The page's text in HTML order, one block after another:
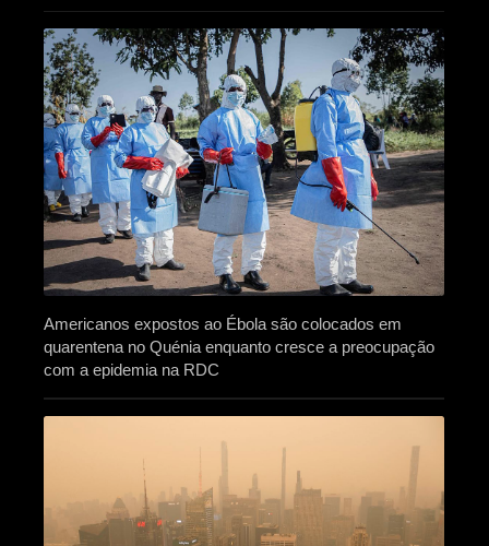
Americanos expostos ao Ébola são colocados em
quarentena no Quénia enquanto cresce a preocupação
com a epidemia na RDC